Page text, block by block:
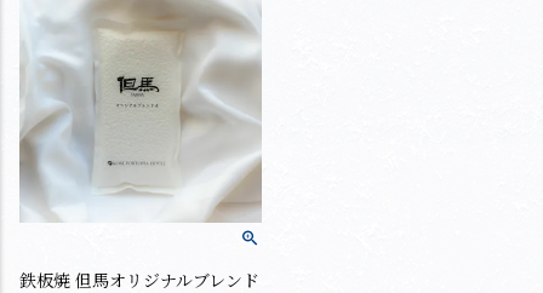
鉄板焼 但馬オリジナルブレンド